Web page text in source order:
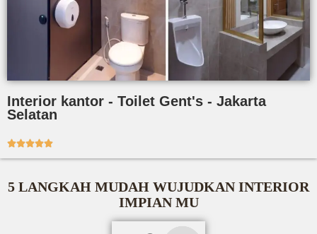
Interior kantor - Toilet Gent's - Jakarta
Selatan

5 LANGKAH MUDAH WUJUDKAN INTERIOR
IMPIAN MU